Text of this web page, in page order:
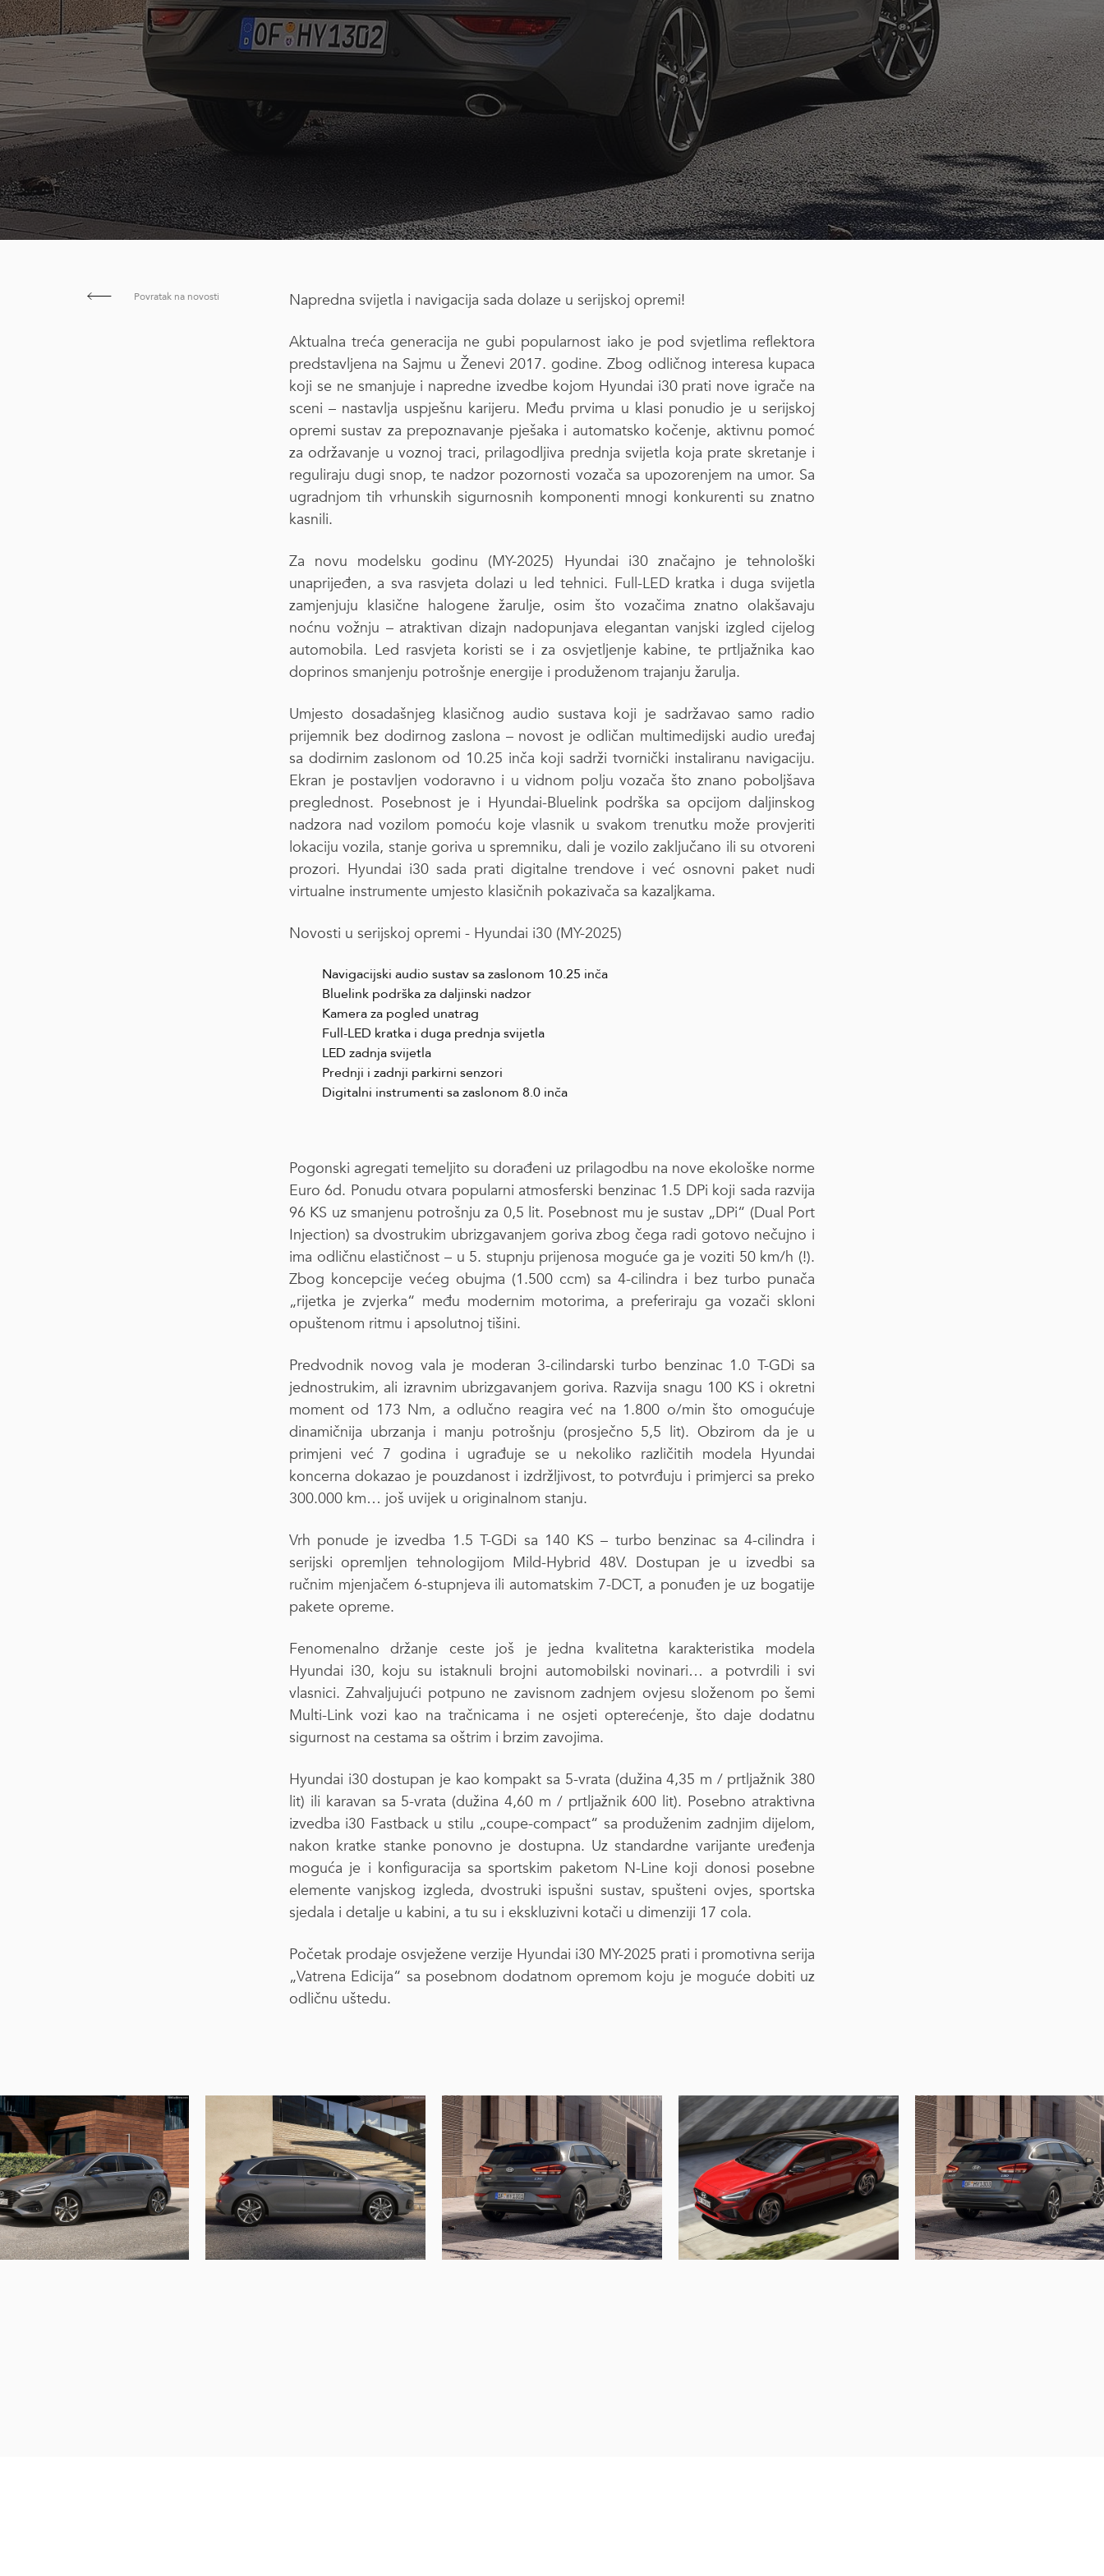
Povratak na novosti Napredna svijetla i navigacija sada dolaze u serijskoj opremi!
Aktualna treća generacija ne gubi popularnost iako je pod svjetlima reflektora
predstavljena na Sajmu u Ženevi 2017. godine. Zbog odličnog interesa kupaca
koji se ne smanjuje i napredne izvedbe kojom Hyundai i30 prati nove igrače na
sceni – nastavlja uspješnu karijeru. Među prvima u klasi ponudio je u serijskoj
opremi sustav za prepoznavanje pješaka i automatsko kočenje, aktivnu pomoć
za održavanje u voznoj traci, prilagodljiva prednja svijetla koja prate skretanje i
reguliraju dugi snop, te nadzor pozornosti vozača sa upozorenjem na umor. Sa
ugradnjom tih vrhunskih sigurnosnih komponenti mnogi konkurenti su znatno
kasnili.
Za novu modelsku godinu (MY-2025) Hyundai i30 značajno je tehnološki
unaprijeđen, a sva rasvjeta dolazi u led tehnici. Full-LED kratka i duga svijetla
zamjenjuju klasične halogene žarulje, osim što vozačima znatno olakšavaju
noćnu vožnju – atraktivan dizajn nadopunjava elegantan vanjski izgled cijelog
automobila. Led rasvjeta koristi se i za osvjetljenje kabine, te prtljažnika kao
doprinos smanjenju potrošnje energije i produženom trajanju žarulja.
Umjesto dosadašnjeg klasičnog audio sustava koji je sadržavao samo radio
prijemnik bez dodirnog zaslona – novost je odličan multimedijski audio uređaj
sa dodirnim zaslonom od 10.25 inča koji sadrži tvornički instaliranu navigaciju.
Ekran je postavljen vodoravno i u vidnom polju vozača što znano poboljšava
preglednost. Posebnost je i Hyundai-Bluelink podrška sa opcijom daljinskog
nadzora nad vozilom pomoću koje vlasnik u svakom trenutku može provjeriti
lokaciju vozila, stanje goriva u spremniku, dali je vozilo zaključano ili su otvoreni
prozori. Hyundai i30 sada prati digitalne trendove i već osnovni paket nudi
virtualne instrumente umjesto klasičnih pokazivača sa kazaljkama.
Novosti u serijskoj opremi - Hyundai i30 (MY-2025)
Navigacijski audio sustav sa zaslonom 10.25 inča
Bluelink podrška za daljinski nadzor
Kamera za pogled unatrag
Full-LED kratka i duga prednja svijetla
LED zadnja svijetla
Prednji i zadnji parkirni senzori
Digitalni instrumenti sa zaslonom 8.0 inča
Pogonski agregati temeljito su dorađeni uz prilagodbu na nove ekološke norme
Euro 6d. Ponudu otvara popularni atmosferski benzinac 1.5 DPi koji sada razvija
96 KS uz smanjenu potrošnju za 0,5 lit. Posebnost mu je sustav „DPi“ (Dual Port
Injection) sa dvostrukim ubrizgavanjem goriva zbog čega radi gotovo nečujno i
ima odličnu elastičnost – u 5. stupnju prijenosa moguće ga je voziti 50 km/h (!).
Zbog koncepcije većeg obujma (1.500 ccm) sa 4-cilindra i bez turbo punača
„rijetka je zvjerka“ među modernim motorima, a preferiraju ga vozači skloni
opuštenom ritmu i apsolutnoj tišini.
Predvodnik novog vala je moderan 3-cilindarski turbo benzinac 1.0 T-GDi sa
jednostrukim, ali izravnim ubrizgavanjem goriva. Razvija snagu 100 KS i okretni
moment od 173 Nm, a odlučno reagira već na 1.800 o/min što omogućuje
dinamičnija ubrzanja i manju potrošnju (prosječno 5,5 lit). Obzirom da je u
primjeni već 7 godina i ugrađuje se u nekoliko različitih modela Hyundai
koncerna dokazao je pouzdanost i izdržljivost, to potvrđuju i primjerci sa preko
300.000 km… još uvijek u originalnom stanju.
Vrh ponude je izvedba 1.5 T-GDi sa 140 KS – turbo benzinac sa 4-cilindra i
serijski opremljen tehnologijom Mild-Hybrid 48V. Dostupan je u izvedbi sa
ručnim mjenjačem 6-stupnjeva ili automatskim 7-DCT, a ponuđen je uz bogatije
pakete opreme.
Fenomenalno držanje ceste još je jedna kvalitetna karakteristika modela
Hyundai i30, koju su istaknuli brojni automobilski novinari… a potvrdili i svi
vlasnici. Zahvaljujući potpuno ne zavisnom zadnjem ovjesu složenom po šemi
Multi-Link vozi kao na tračnicama i ne osjeti opterećenje, što daje dodatnu
sigurnost na cestama sa oštrim i brzim zavojima.
Hyundai i30 dostupan je kao kompakt sa 5-vrata (dužina 4,35 m / prtljažnik 380
lit) ili karavan sa 5-vrata (dužina 4,60 m / prtljažnik 600 lit). Posebno atraktivna
izvedba i30 Fastback u stilu „coupe-compact“ sa produženim zadnjim dijelom,
nakon kratke stanke ponovno je dostupna. Uz standardne varijante uređenja
moguća je i konfiguracija sa sportskim paketom N-Line koji donosi posebne
elemente vanjskog izgleda, dvostruki ispušni sustav, spušteni ovjes, sportska
sjedala i detalje u kabini, a tu su i ekskluzivni kotači u dimenziji 17 cola.
Početak prodaje osvježene verzije Hyundai i30 MY-2025 prati i promotivna serija
„Vatrena Edicija“ sa posebnom dodatnom opremom koju je moguće dobiti uz
odličnu uštedu.